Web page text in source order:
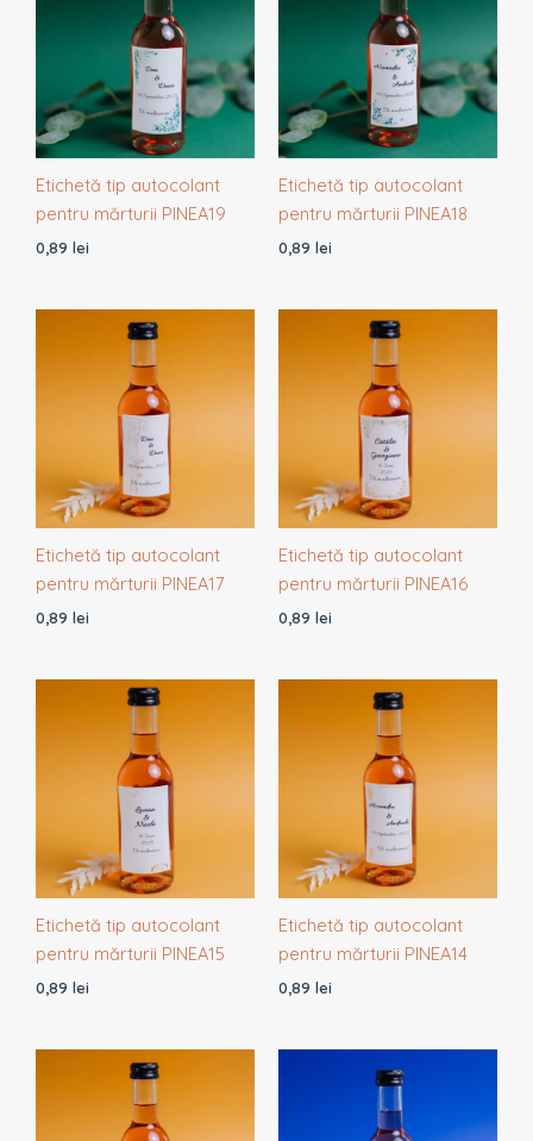
Etichetă tip autocolant
pentru mărturii PINEA19
0,89 lei
Etichetă tip autocolant
pentru mărturii PINEA18
0,89 lei
Etichetă tip autocolant
pentru mărturii PINEA17
0,89 lei
Etichetă tip autocolant
pentru mărturii PINEA16
0,89 lei
Etichetă tip autocolant
pentru mărturii PINEA15
0,89 lei
Etichetă tip autocolant
pentru mărturii PINEA14
0,89 lei